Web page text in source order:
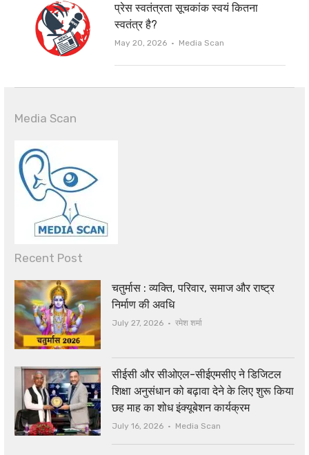
प्रेस स्वतंत्रता सूचकांक स्वयं कितना
स्वतंत्र है?
May 20, 2026 Author
Media Scan
Media Scan
Recent Post
चतुर्मास : व्यक्ति, परिवार, समाज और राष्ट्र
निर्माण की अवधि
July 27, 2026 Author
रमेश शर्मा
सीईसी और सीओएल-सीईएमसीए ने डिजिटल
शिक्षा अनुसंधान को बढ़ावा देने के लिए शुरू किया
छह माह का शोध इंक्यूबेशन कार्यक्रम
July 16, 2026 Author
Media Scan